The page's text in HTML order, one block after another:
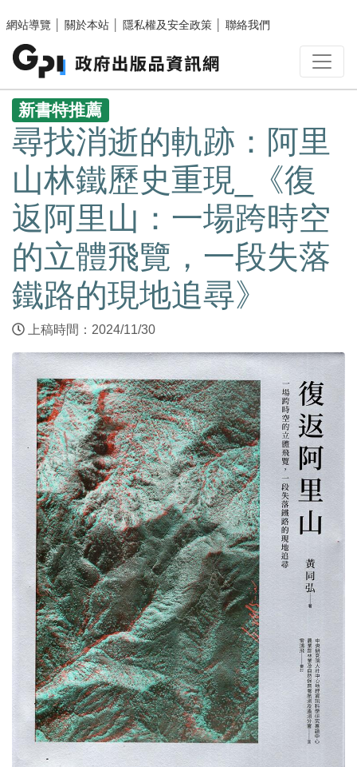
網站導覽
關於本站 隱私權及安全政策 聯絡我們
:::
新書特推薦
尋找消逝的軌跡：阿里
山林鐵歷史重現_《復
返阿里山：一場跨時空
的立體飛覽，一段失落
鐵路的現地追尋》
上稿時間：2024/11/30